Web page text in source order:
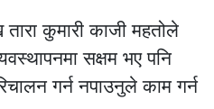
कुमारी काजी महतोले
सक्षम भए पनि
गर्न नपाउनुले काम गर्न